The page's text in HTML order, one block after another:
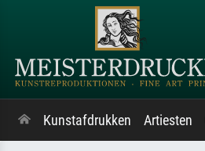
Kunstafdrukken Artiesten